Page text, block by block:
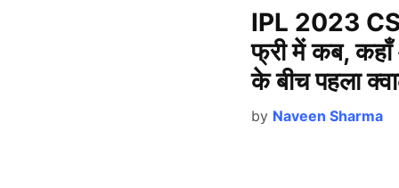
IPL 2023
फ्री में कब,
के बीच पहला
by Naveen Sharma